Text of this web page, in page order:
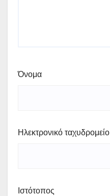
Όνομα
Ηλεκτρονικό ταχυδρομείο
Ιστότοπος